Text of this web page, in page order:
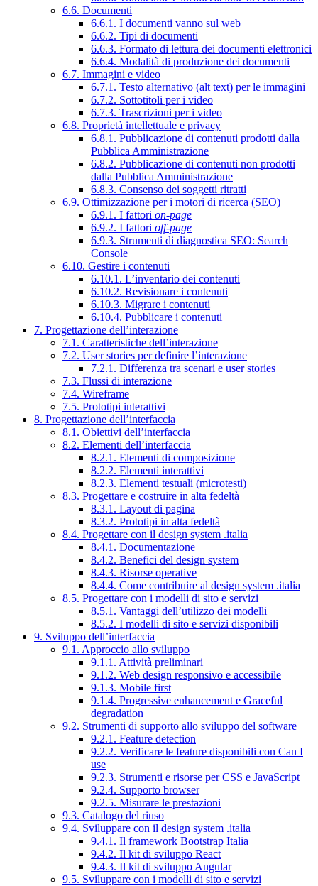
6.6. Documenti
6.6.1. I documenti vanno sul web
6.6.2. Tipi di documenti
6.6.3. Formato di lettura dei documenti elettronici
6.6.4. Modalità di produzione dei documenti
6.7. Immagini e video
6.7.1. Testo alternativo (alt text) per le immagini
6.7.2. Sottotitoli per i video
6.7.3. Trascrizioni per i video
6.8. Proprietà intellettuale e privacy
6.8.1. Pubblicazione di contenuti prodotti dalla
Pubblica Amministrazione
6.8.2. Pubblicazione di contenuti non prodotti
dalla Pubblica Amministrazione
6.8.3. Consenso dei soggetti ritratti
6.9. Ottimizzazione per i motori di ricerca (SEO)
6.9.1. I fattori on-page
6.9.2. I fattori off-page
6.9.3. Strumenti di diagnostica SEO: Search
Console
6.10. Gestire i contenuti
6.10.1. L’inventario dei contenuti
6.10.2. Revisionare i contenuti
6.10.3. Migrare i contenuti
6.10.4. Pubblicare i contenuti
7. Progettazione dell’interazione
7.1. Caratteristiche dell’interazione
7.2. User stories per definire l’interazione
7.2.1. Differenza tra scenari e user stories
7.3. Flussi di interazione
7.4. Wireframe
7.5. Prototipi interattivi
8. Progettazione dell’interfaccia
8.1. Obiettivi dell’interfaccia
8.2. Elementi dell’interfaccia
8.2.1. Elementi di composizione
8.2.2. Elementi interattivi
8.2.3. Elementi testuali (microtesti)
8.3. Progettare e costruire in alta fedeltà
8.3.1. Layout di pagina
8.3.2. Prototipi in alta fedeltà
8.4. Progettare con il design system .italia
8.4.1. Documentazione
8.4.2. Benefici del design system
8.4.3. Risorse operative
8.4.4. Come contribuire al design system .italia
8.5. Progettare con i modelli di sito e servizi
8.5.1. Vantaggi dell’utilizzo dei modelli
8.5.2. I modelli di sito e servizi disponibili
9. Sviluppo dell’interfaccia
9.1. Approccio allo sviluppo
9.1.1. Attività preliminari
9.1.2. Web design responsivo e accessibile
9.1.3. Mobile first
9.1.4. Progressive enhancement e Graceful
degradation
9.2. Strumenti di supporto allo sviluppo del software
9.2.1. Feature detection
9.2.2. Verificare le feature disponibili con Can I
use
9.2.3. Strumenti e risorse per CSS e JavaScript
9.2.4. Supporto browser
9.2.5. Misurare le prestazioni
9.3. Catalogo del riuso
9.4. Sviluppare con il design system .italia
9.4.1. Il framework Bootstrap Italia
9.4.2. Il kit di sviluppo React
9.4.3. Il kit di sviluppo Angular
9.5. Sviluppare con i modelli di sito e servizi